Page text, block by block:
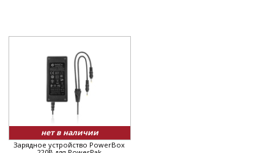
нет в наличии
Зарядное устройство PowerBox